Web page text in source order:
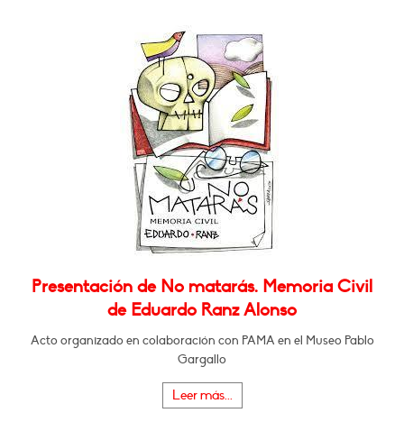
Presentación de No matarás. Memoria Civil
de Eduardo Ranz Alonso
Acto organizado en colaboración con PAMA en el Museo Pablo
Gargallo
Leer más...